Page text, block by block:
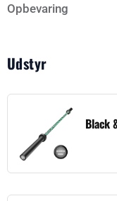
Opbevaring
Udstyr
Black